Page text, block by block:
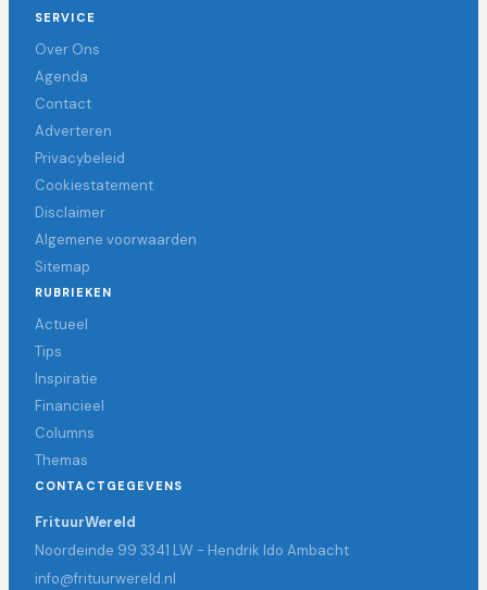
SERVICE
Over Ons
Agenda
Contact
Adverteren
Privacybeleid
Cookiestatement
Disclaimer
Algemene voorwaarden
Sitemap
RUBRIEKEN
Actueel
Tips
Inspiratie
Financieel
Columns
Themas
CONTACTGEGEVENS
FrituurWereld
Noordeinde 99 3341 LW - Hendrik Ido Ambacht
info@frituurwereld.nl